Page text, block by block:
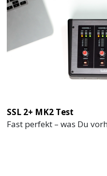
SSL 2+ MK2 Test
Fast perfekt – was Du